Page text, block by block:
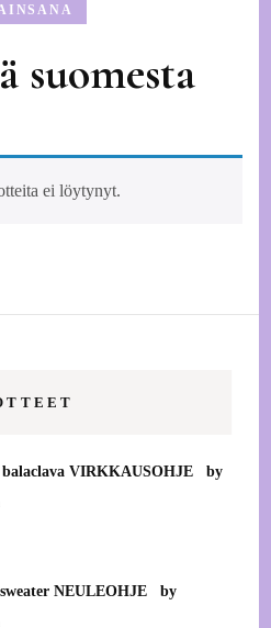
suomesta
ei löytynyt.
balaclava VIRKKAUSOHJE by
NEULEOHJE by